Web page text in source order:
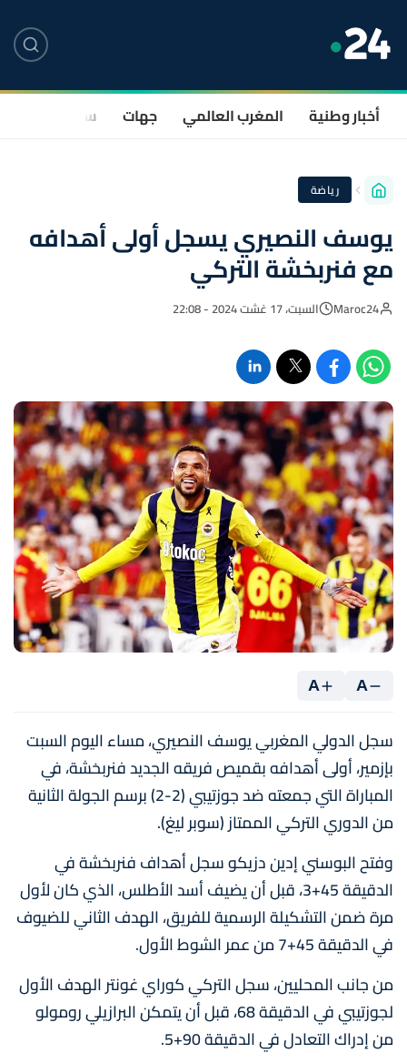
أخبار وطنية المغرب العالمي جهات سياسة
رياضة
يوسف النصيري يسجل أولى أهدافه
مع فنربخشة التركي
Maroc24 السبت، 17 غشت 2024 - 22:08
A
A
سجل الدولي المغربي يوسف النصيري، مساء اليوم السبت
بإزمير، أولى أهدافه بقميص فريقه الجديد فنربخشة، في
المباراة التي جمعته ضد جوزتيبي (2-2) برسم الجولة الثانية
من الدوري التركي الممتاز (سوبر ليغ).
وفتح البوسني إدين دزيكو سجل أهداف فنربخشة في
الدقيقة 45+3، قبل أن يضيف أسد الأطلس، الذي كان لأول
مرة ضمن التشكيلة الرسمية للفريق، الهدف الثاني للضيوف
في الدقيقة 45+7 من عمر الشوط الأول.
من جانب المحليين، سجل التركي كوراي غونتر الهدف الأول
لجوزتيبي في الدقيقة 68، قبل أن يتمكن البرازيلي رومولو
من إدراك التعادل في الدقيقة 90+5.